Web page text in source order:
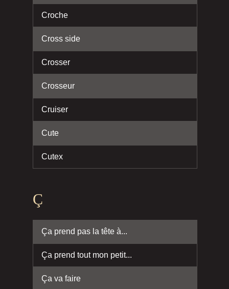
Croche
Cross side
Crosser
Crosseur
Cruiser
Cute
Cutex
Ç
Ça prend pas la tête à...
Ça prend tout mon petit...
Ça va faire